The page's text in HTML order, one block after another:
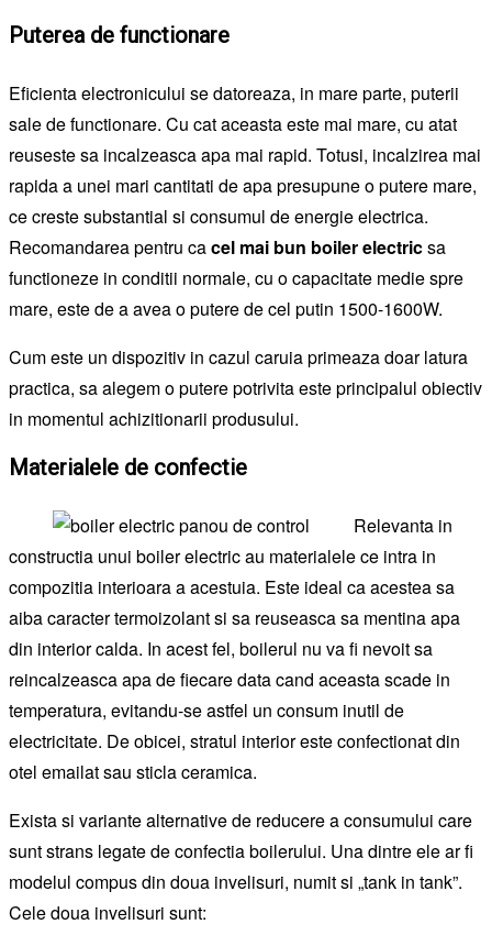
Puterea de functionare
Eficienta electronicului se datoreaza, in mare parte, puterii
sale de functionare. Cu cat aceasta este mai mare, cu atat
reuseste sa incalzeasca apa mai rapid. Totusi, incalzirea mai
rapida a unei mari cantitati de apa presupune o putere mare,
ce creste substantial si consumul de energie electrica.
Recomandarea pentru cacel mai bun boiler electricsa
functioneze in conditii normale, cu o capacitate medie spre
mare, este de a avea o putere de cel putin 1500-1600W.
Cum este un dispozitiv in cazul caruia primeaza doar latura
practica, sa alegem o putere potrivita este principalul obiectiv
in momentul achizitionarii produsului.
Materialele de confectie
Relevanta in
constructia unui boiler electric au materialele ce intra in
compozitia interioara a acestuia. Este ideal ca acestea sa
aiba caracter termoizolant si sa reuseasca sa mentina apa
din interior calda. In acest fel, boilerul nu va fi nevoit sa
reincalzeasca apa de fiecare data cand aceasta scade in
temperatura, evitandu-se astfel un consum inutil de
electricitate. De obicei, stratul interior este confectionat din
otel emailat sau sticla ceramica.
Exista si variante alternative de reducere a consumului care
sunt strans legate de confectia boilerului. Una dintre ele ar fi
modelul compus din doua invelisuri, numit si „tank in tank”.
Cele doua invelisuri sunt: